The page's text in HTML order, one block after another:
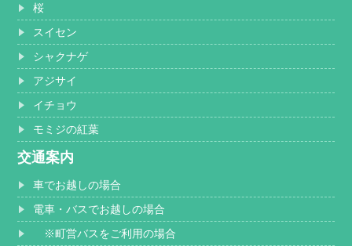
桜
スイセン
シャクナゲ
アジサイ
イチョウ
モミジの紅葉
交通案内
車でお越しの場合
電車・バスでお越しの場合
※町営バスをご利用の場合